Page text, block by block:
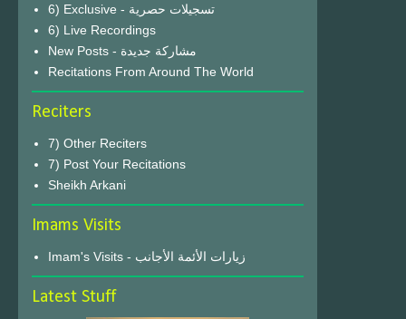
6) Exclusive - تسجيلات حصرية
6) Live Recordings
New Posts - مشاركة جديدة
Recitations From Around The World
Reciters
7) Other Reciters
7) Post Your Recitations
Sheikh Arkani
Imams Visits
Imam's Visits - زيارات الأئمة الأجانب
Latest Stuff